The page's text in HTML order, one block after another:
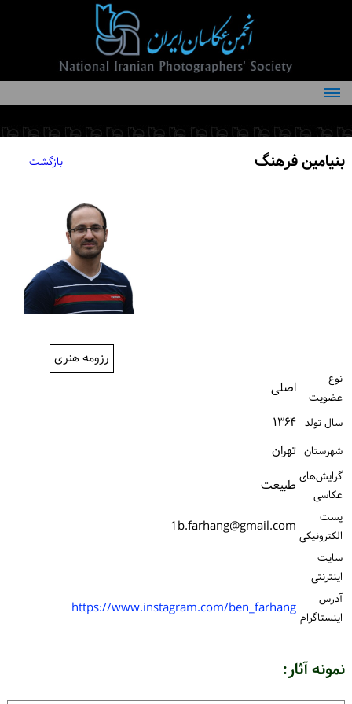
درباره انجمن
کمیته‌های انجمن
بنیامین فرهنگ بازگشت
رزومه هنری
نوع
عضویت
اصلی
سال تولد ۱۳۶۴
شهرستان تهران
گرایش‌های
عکاسی
طبیعت
پست
الكترونیكی 1b.farhang@gmail.com
سایت
اینترنتی
آدرس
اینستاگرام https://www.instagram.com/ben_farhang
نمونه آثار: